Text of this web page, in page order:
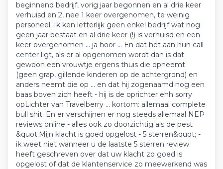
beginnend bedrijf, vorig jaar begonnen en al drie keer
verhuisd en 2, nee 1 keer overgenomen, te weinig
personeel. Ik ken letterlijk geen enkel bedrijf wat nog
geen jaar bestaat en al drie keer (!) is verhuisd en een
keer overgenomen ... ja hoor ... En dat het aan hun call
center ligt, als er al opgenomen wordt dan is dat
gewoon een vrouwtje ergens thuis die opneemt
(geen grap, gillende kinderen op de achtergrond) en
anders neemt die op ... en dat hij zogenaamd nog een
baas boven zich heeft - hij is de oprichter ehh sorry
opLichter van Travelberry ... kortom: allemaal complete
bull shit. En er verschijnen er nog steeds allemaal NEP
reviews online - alles ook zo doorzichtig als de pest
&quot;Mijn klacht is goed opgelost - 5 sterren&quot; -
ik weet niet wanneer u de laatste 5 sterren review
heeft geschreven over dat uw klacht zo goed is
opgelost of dat de klantenservice zo meewerkend was